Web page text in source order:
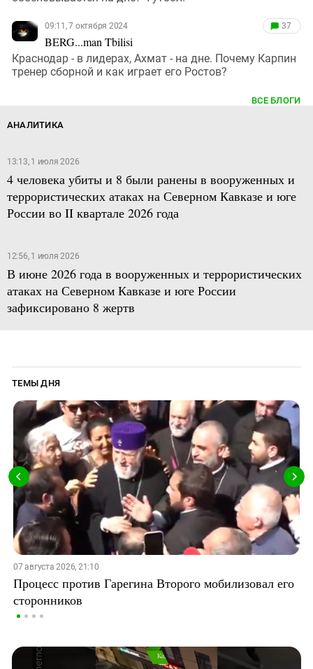
09:11, 7 октября 2024
BERG...man Tbilisi
37
Краснодар - в лидерах, Ахмат - на дне. Почему Карпин
тренер сборной и как играет его Ростов?
ВСЕ БЛОГИ
АНАЛИТИКА
13:13, 1 июля 2026
4 человека убиты и 8 были ранены в вооруженных и
террористических атаках на Северном Кавказе и юге
России во II квартале 2026 года
12:56, 1 июля 2026
В июне 2026 года в вооруженных и террористических
атаках на Северном Кавказе и юге России
зафиксировано 8 жертв
ТЕМЫ ДНЯ
07 августа 2026, 21:10
Процесс против Гарегина Второго мобилизовал его
сторонников